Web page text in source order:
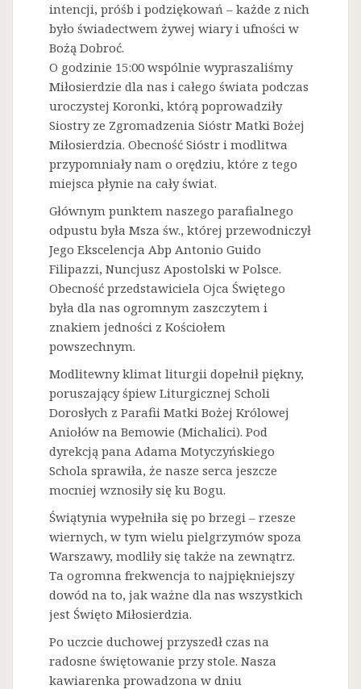
intencji, próśb i podziękowań – każde z nich
było świadectwem żywej wiary i ufności w
Bożą Dobroć.
O godzinie 15:00 wspólnie wypraszaliśmy
Miłosierdzie dla nas i całego świata podczas
uroczystej Koronki, którą poprowadziły
Siostry ze Zgromadzenia Sióstr Matki Bożej
Miłosierdzia. Obecność Sióstr i modlitwa
przypomniały nam o orędziu, które z tego
miejsca płynie na cały świat.
Głównym punktem naszego parafialnego
odpustu była Msza św., której przewodniczył
Jego Ekscelencja Abp Antonio Guido
Filipazzi, Nuncjusz Apostolski w Polsce.
Obecność przedstawiciela Ojca Świętego
była dla nas ogromnym zaszczytem i
znakiem jedności z Kościołem
powszechnym.
Modlitewny klimat liturgii dopełnił piękny,
poruszający śpiew Liturgicznej Scholi
Dorosłych z Parafii Matki Bożej Królowej
Aniołów na Bemowie (Michalici). Pod
dyrekcją pana Adama Motyczyńskiego
Schola sprawiła, że nasze serca jeszcze
mocniej wznosiły się ku Bogu.
Świątynia wypełniła się po brzegi – rzesze
wiernych, w tym wielu pielgrzymów spoza
Warszawy, modliły się także na zewnątrz.
Ta ogromna frekwencja to najpiękniejszy
dowód na to, jak ważne dla nas wszystkich
jest Święto Miłosierdzia.
Po uczcie duchowej przyszedł czas na
radosne świętowanie przy stole. Nasza
kawiarenka prowadzona w dniu